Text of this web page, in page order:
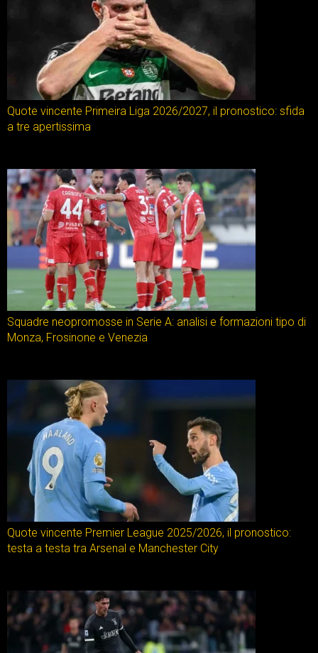
Quote vincente Primeira Liga 2026/2027, il pronostico: sfida
a tre apertissima
Squadre neopromosse in Serie A: analisi e formazioni tipo di
Monza, Frosinone e Venezia
Quote vincente Premier League 2025/2026, il pronostico:
testa a testa tra Arsenal e Manchester City